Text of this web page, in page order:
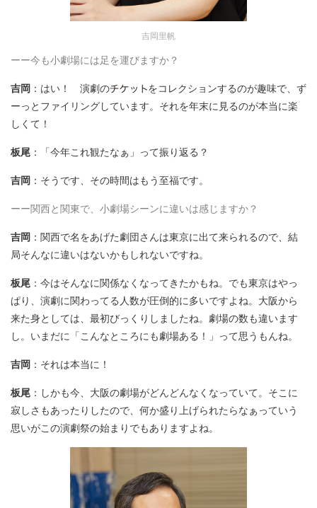
吉岡里帆
ーー今も小劇場には足を運びますか？
吉岡 ：はい！ 演劇の
をコレクションするのが趣味で、ず
ーっとファイリングしています。それを年末に見るのが本当に楽
しくて！
板尾 ：「今年これ観たなぁ」って振り返る？
吉岡 ：そうです、その時間はもう至福です。
ーー関西と関東で、小劇場シーンに違いは感じますか？
吉岡 ：関西で名をあげた劇団さんは東京に出て来られるので、結
局そんなに違いはないかもしれないですね。
板尾 ：今はそんなに関係なくなってきたかもね。でも東京はやっ
ぱり、演劇に関わってる人数が圧倒的に多いですよね。大阪から
来た身としては、最初びっくりしましたね。劇場の数も違います
し。いまだに「こんなところにも劇場ある！」って思うもんね。
吉岡 ：それは本当に！
板尾 ：しかも今、大阪の劇場がどんどんなくなっていて。そこに
寂しさもあったりしたので、何か盛り上げられたらなぁっていう
思いがこの演劇祭の始まりでもありますよね。